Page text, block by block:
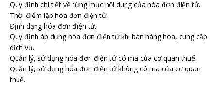
Quy định chi tiết về từng mục nội dung của hóa đơn điện tử.
Thời điểm lập hóa đơn điện tử.
Định dạng hóa đơn điện tử.
Quy định áp dụng hóa đơn điện tử khi bán hàng hóa, cung cấp
dịch vụ.
Quản lý, sử dụng hóa đơn điện tử có mã của cơ quan thuế.
Quản lý, sử dụng hóa đơn điện tử không có mã của cơ quan
thuế.